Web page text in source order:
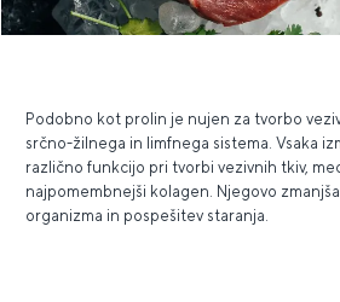
Podobno kot prolin je nujen za tvorbo
srčno-žilnega in limfnega sistema. Vsaka
različno funkcijo pri tvorbi vezivnih tkiv,
najpomembnejši kolagen. Njegovo
organizma in pospešitev staranja.